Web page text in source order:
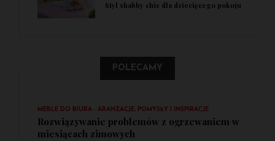
Styl shabby chic dla dziecięcego pokoju
POLECAMY
MEBLE DO BIURA - ARANŻACJE, POMYSŁY I INSPIRACJE
Rozwiązywanie problemów z ogrzewaniem w
miesiącach zimowych